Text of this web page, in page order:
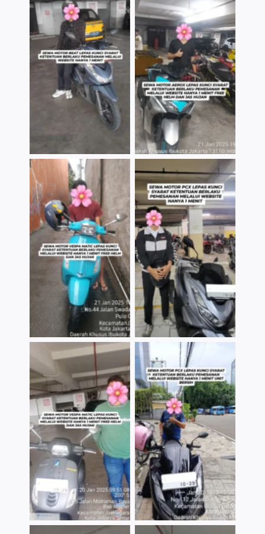
TNo Caption TNo Caption
TNo Caption TNo Caption
TNo Caption TNo Caption